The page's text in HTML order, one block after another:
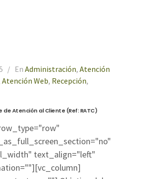
En Administración, Atención
Atención Web, Recepción,
de Atención al Cliente (Ref: RATC)
text_align="left"